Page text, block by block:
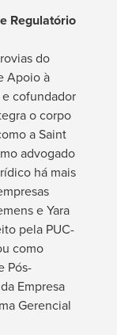
Regulatório
do
Apoio à
cofundador
o corpo
a Saint
advogado
há mais
e Yara
pela PUC-
como
Pós-
Empresa
Gerencial